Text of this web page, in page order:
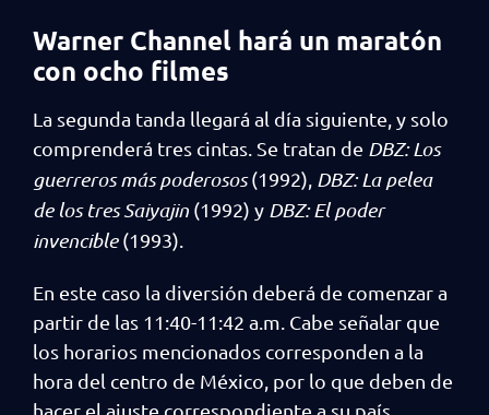
Warner Channel hará un maratón
con ocho filmes
La segunda tanda llegará al día siguiente, y solo
comprenderá tres cintas. Se tratan de DBZ: Los
guerreros más poderosos(1992), DBZ: La pelea
de los tres Saiyajin (1992) y DBZ: El poder
invencible(1993).
En este caso la diversión deberá de comenzar a
partir de las 11:40-11:42 a.m. Cabe señalar que
los horarios mencionados corresponden a la
hora del centro de México, por lo que deben de
hacer el ajuste correspondiente a su país.